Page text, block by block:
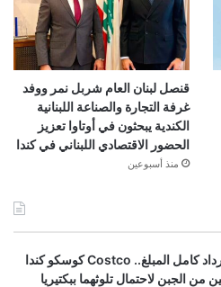
قنصل لبنان العام شربل نمر ووفد
غرفة التجارة والصناعة اللبنانية
الكندية يبحثون في أوتاوا تعزيز
الحضور الاقتصادي اللبناني في كندا
منذ أسبوعين
يمكنك استرداد كامل المبلغ.. Costco كوسكو كندا
الجبن لاحتمال تلوثهما ببكتيريا